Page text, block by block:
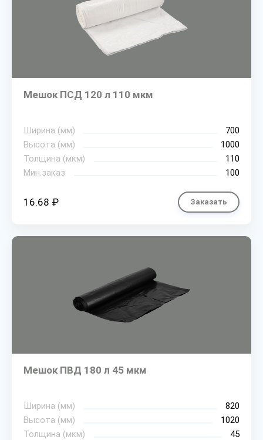
Мешок ПСД 120 л 110 мкм
Ширина (мм)
700
Высота (мм)
1000
Толщина (мкм)
110
Мин.заказ
100
16.68 ₽ Заказать
Мешок ПВД 180 л 45 мкм
Ширина (мм)
820
Высота (мм)
1020
Толщина (мкм)
45